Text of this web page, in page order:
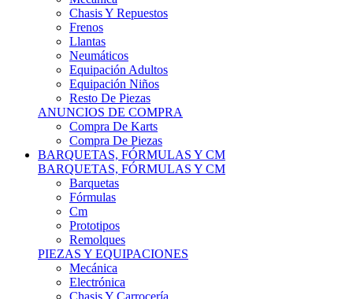
Frenos
Llantas
Neumáticos
Equipación Adultos
Equipación Niños
Resto De Piezas
ANUNCIOS DE COMPRA
Compra De Karts
Compra De Piezas
BARQUETAS, FÓRMULAS Y CM
BARQUETAS, FÓRMULAS Y CM
Barquetas
Fórmulas
Cm
Prototipos
Remolques
PIEZAS Y EQUIPACIONES
Mecánica
Electrónica
Chasis Y Carrocería
Suspensiones